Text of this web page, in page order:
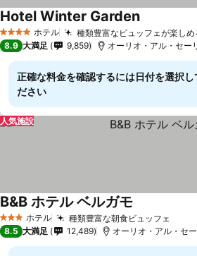
4 ホテルのランク
ホテル 種類豊富なビュッフェが楽し
Hotel Winter Garden
8.9 大満足 9,859 オーリオ・アル・セー
正確な料金を確認するには日付を選択し
ださい
人気施設
3 ホテルのランク
ホテル 種類豊富な朝食ビュッフェ
B&B ホテル ベルガモ
8.5 大満足 12,489 オーリオ・アル・セ